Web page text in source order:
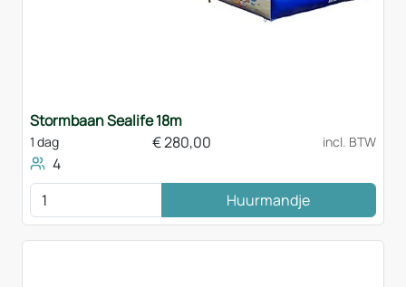
Stormbaan Sealife 18m
1 dag €280,00 incl. BTW
4
Huurmandje